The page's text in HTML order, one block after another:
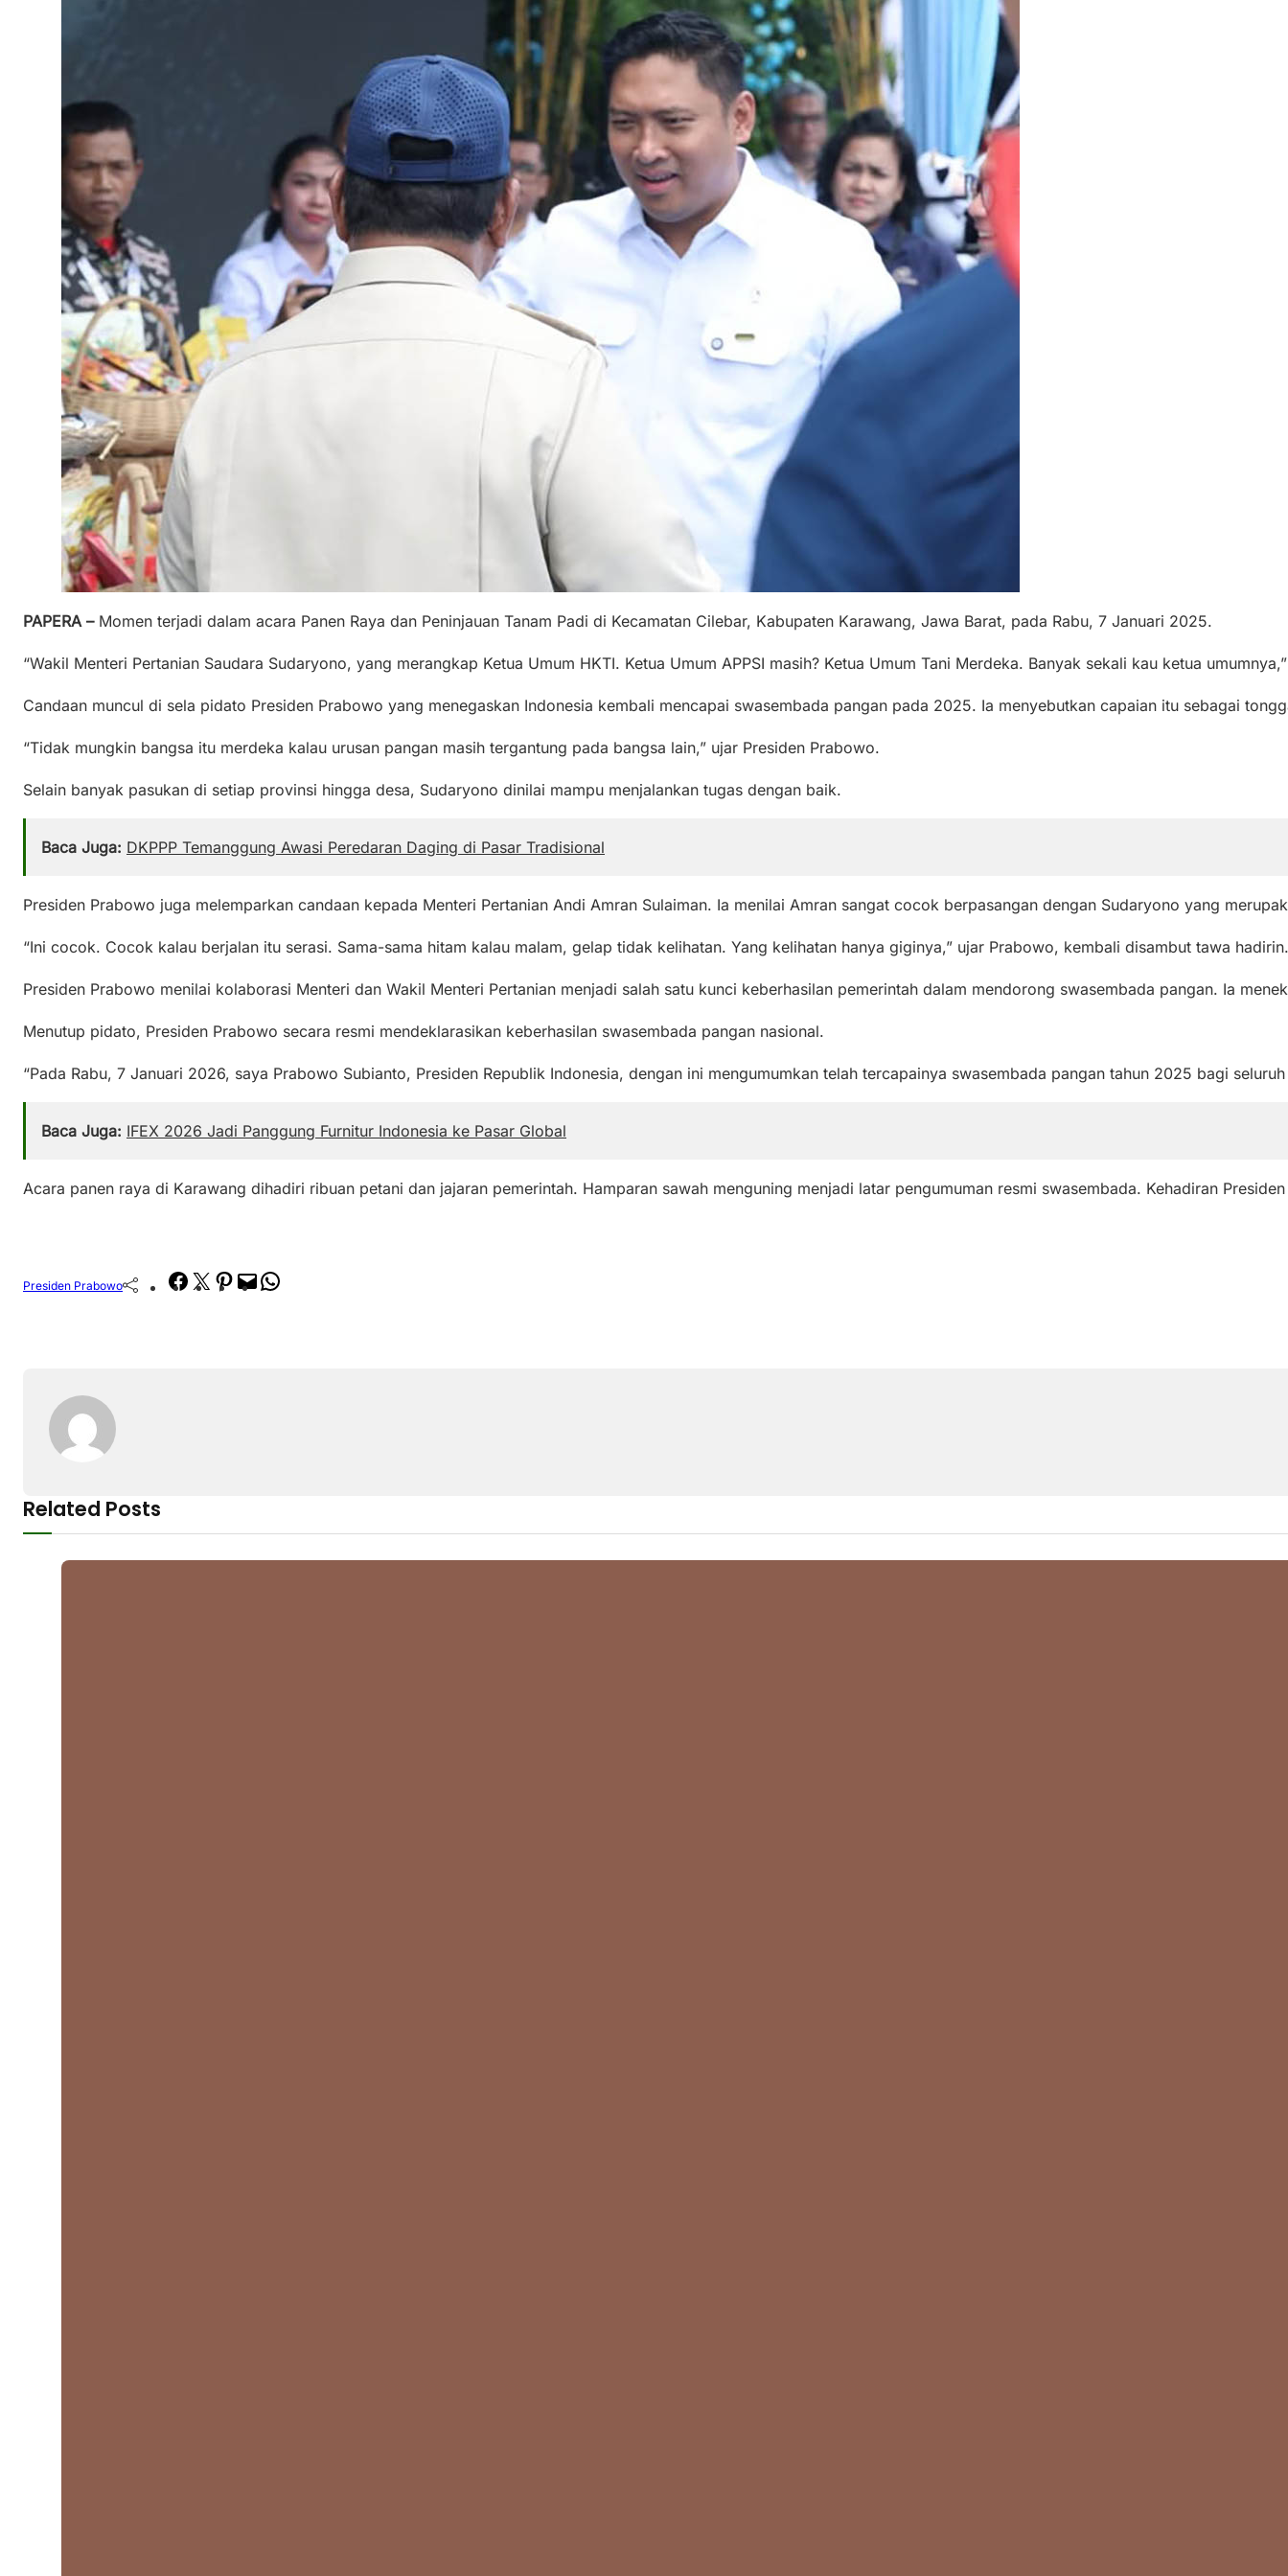
PAPERA –Momen terjadi dalam acara Panen Raya dan Peninjauan Tanam Padi di Kecamatan Cilebar, Kabupaten Karawang, Jawa Barat, pada Rabu, 7 Januari 2025.
“Wakil Menteri Pertanian Saudara Sudaryono, yang merangkap Ketua Umum HKTI. Ketua Umum APPSI masih? Ketua Umum Tani Merdeka. Banyak sekali kau ketua
Candaan muncul di sela pidato Presiden Prabowo yang menegaskan Indonesia kembali mencapai swasembada pangan pada 2025. Ia menyebutkan capaian itu sebagai
“Tidak mungkin bangsa itu merdeka kalau urusan pangan masih tergantung pada bangsa lain,” ujar Presiden Prabowo.
Selain banyak pasukan di setiap provinsi hingga desa, Sudaryono dinilai mampu menjalankan tugas dengan baik.
Baca Juga: DKPPP Temanggung Awasi Peredaran Daging di Pasar Tradisional
Presiden Prabowo juga melemparkan candaan kepada Menteri Pertanian Andi Amran Sulaiman. Ia menilai Amran sangat cocok berpasangan dengan Sudaryono yang
“Ini cocok. Cocok kalau berjalan itu serasi. Sama-sama hitam kalau malam, gelap tidak kelihatan. Yang kelihatan hanya giginya,” ujar Prabowo, kembali disambut tawa hadirin.
Presiden Prabowo menilai kolaborasi Menteri dan Wakil Menteri Pertanian menjadi salah satu kunci keberhasilan pemerintah dalam mendorong swasembada pangan. Ia
Menutup pidato, Presiden Prabowo secara resmi mendeklarasikan keberhasilan swasembada pangan nasional.
“Pada Rabu, 7 Januari 2026, saya Prabowo Subianto, Presiden Republik Indonesia, dengan ini mengumumkan telah tercapainya swasembada pangan tahun 2025 bagi
Baca Juga: IFEX 2026 Jadi Panggung Furnitur Indonesia ke Pasar Global
Acara panen raya di Karawang dihadiri ribuan petani dan jajaran pemerintah. Hamparan sawah menguning menjadi latar pengumuman resmi swasembada. Kehadiran
Presiden Prabowo Facebook
TwitterPinterest
Mail
Related Posts